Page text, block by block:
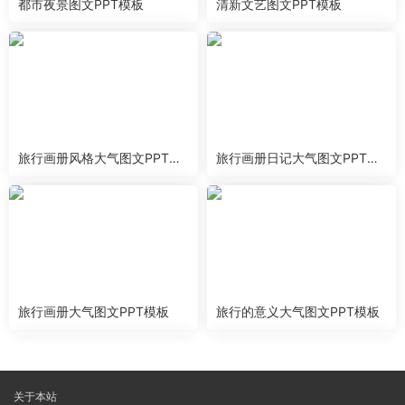
都市夜景图文PPT模板 清新文艺图文PPT模板
旅行画册风格大气图文PPT模
旅行画册日记大气图文PPT模
旅行画册大气图文PPT模板 旅行的意义大气图文PPT模板
关于本站